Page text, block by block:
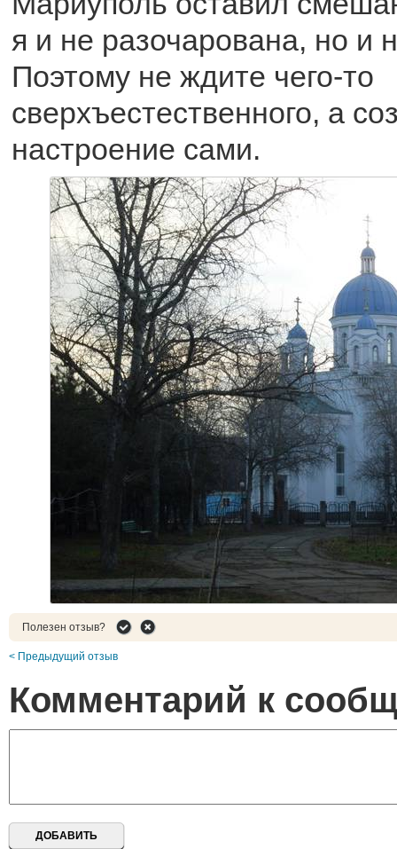
я и не разочарована, но и
Поэтому не ждите чего-то
сверхъестественного, а
настроение сами.
Полезен отзыв?
< Предыдущий отзыв
Комментарий к